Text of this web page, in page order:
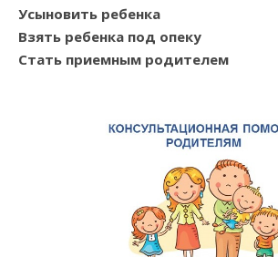
Усыновить ребенка
Взять ребенка под опеку
Стать приемным родителем